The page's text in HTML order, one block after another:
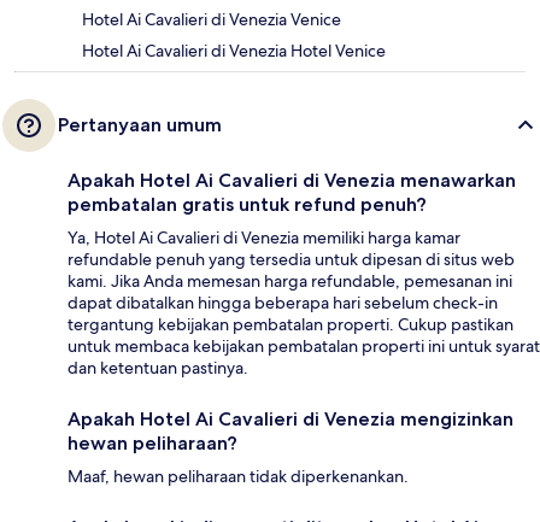
Hotel Ai Cavalieri di Venezia Venice
Hotel Ai Cavalieri di Venezia Hotel Venice
Pertanyaan umum
Apakah Hotel Ai Cavalieri di Venezia menawarkan
pembatalan gratis untuk refund penuh?
Ya, Hotel Ai Cavalieri di Venezia memiliki harga kamar
refundable penuh yang tersedia untuk dipesan di situs web
kami. Jika Anda memesan harga refundable, pemesanan ini
dapat dibatalkan hingga beberapa hari sebelum check-in
tergantung kebijakan pembatalan properti. Cukup pastikan
untuk membaca kebijakan pembatalan properti ini untuk syarat
dan ketentuan pastinya.
Apakah Hotel Ai Cavalieri di Venezia mengizinkan
hewan peliharaan?
Maaf, hewan peliharaan tidak diperkenankan.